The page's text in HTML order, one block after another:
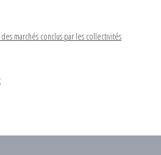
marchés conclus par les collectivités